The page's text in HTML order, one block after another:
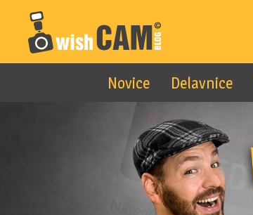
Skip to main content
Novice Delavnice